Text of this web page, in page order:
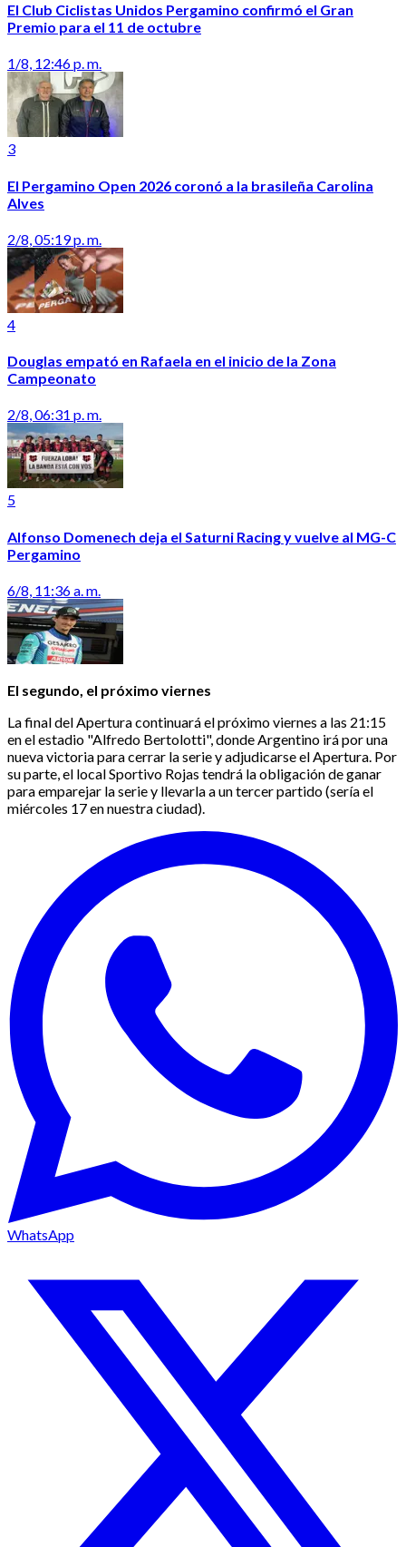
El Club Ciclistas Unidos Pergamino confirmó el Gran
Premio para el 11 de octubre
1/8, 12:46 p. m.
3
El Pergamino Open 2026 coronó a la brasileña Carolina
Alves
2/8, 05:19 p. m.
4
Douglas empató en Rafaela en el inicio de la Zona
Campeonato
2/8, 06:31 p. m.
5
Alfonso Domenech deja el Saturni Racing y vuelve al MG-C
Pergamino
6/8, 11:36 a. m.
El segundo, el próximo viernes
La final del Apertura continuará el próximo viernes a las 21:15
en el estadio "Alfredo Bertolotti", donde Argentino irá por una
nueva victoria para cerrar la serie y adjudicarse el Apertura. Por
su parte, el local Sportivo Rojas tendrá la obligación de ganar
para emparejar la serie y llevarla a un tercer partido (sería el
miércoles 17 en nuestra ciudad).
WhatsApp